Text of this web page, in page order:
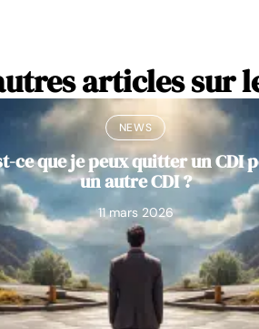
articles sur
NEWS
ce que je peux quitter un CDI
un autre CDI ?
11 mars 2026